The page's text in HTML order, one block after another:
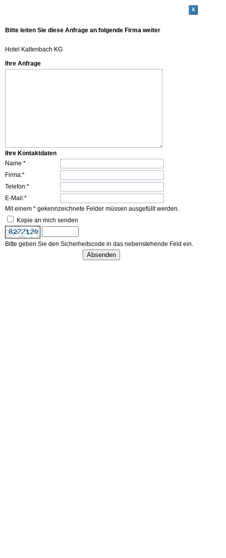
x
Bitte leiten Sie diese Anfrage an folgende Firma weiter
Hotel Kaltenbach KG
Ihre Anfrage
Ihre Kontaktdaten
Name:*
Firma:*
Telefon:*
E-Mail:*
Mit einem * gekennzeichnete Felder müssen ausgefüllt werden.
Kopie an mich senden
Bitte geben Sie den Sicherheitscode in das nebenstehende Feld ein.